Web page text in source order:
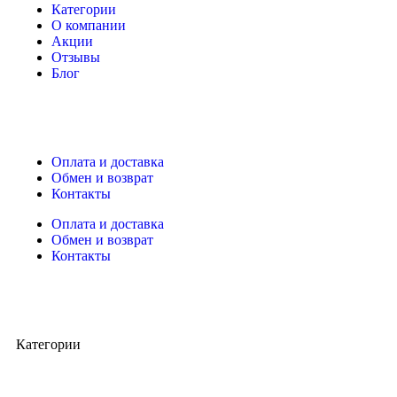
Категории
О компании
Акции
Отзывы
Блог
Оплата и доставка
Обмен и возврат
Контакты
Оплата и доставка
Обмен и возврат
Контакты
Категории